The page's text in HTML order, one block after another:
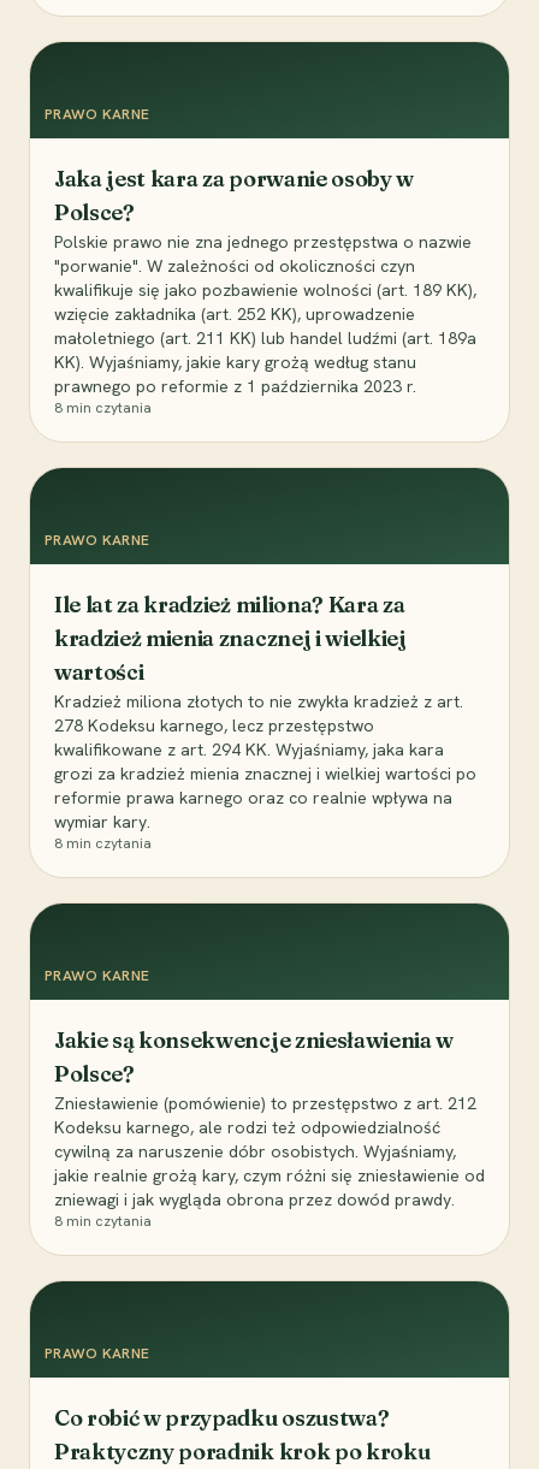
PRAWO KARNE
Jaka jest kara za porwanie osoby w
Polsce?
Polskie prawo nie zna jednego przestępstwa o nazwie
"porwanie". W zależności od okoliczności czyn
kwalifikuje się jako pozbawienie wolności (art. 189 KK),
wzięcie zakładnika (art. 252 KK), uprowadzenie
małoletniego (art. 211 KK) lub handel ludźmi (art. 189a
KK). Wyjaśniamy, jakie kary grożą według stanu
prawnego po reformie z 1 października 2023 r.
8 min czytania
PRAWO KARNE
Ile lat za kradzież miliona? Kara za
kradzież mienia znacznej i wielkiej
wartości
Kradzież miliona złotych to nie zwykła kradzież z art.
278 Kodeksu karnego, lecz przestępstwo
kwalifikowane z art. 294 KK. Wyjaśniamy, jaka kara
grozi za kradzież mienia znacznej i wielkiej wartości po
reformie prawa karnego oraz co realnie wpływa na
wymiar kary.
8 min czytania
PRAWO KARNE
Jakie są konsekwencje zniesławienia w
Polsce?
Zniesławienie (pomówienie) to przestępstwo z art. 212
Kodeksu karnego, ale rodzi też odpowiedzialność
cywilną za naruszenie dóbr osobistych. Wyjaśniamy,
jakie realnie grożą kary, czym różni się zniesławienie od
zniewagi i jak wygląda obrona przez dowód prawdy.
8 min czytania
PRAWO KARNE
Co robić w przypadku oszustwa?
Praktyczny poradnik krok po kroku